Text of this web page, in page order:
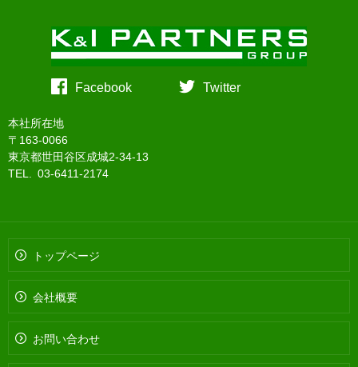
Facebook Twitter
本社所在地
〒163-0066
東京都世田谷区成城2-34-13
TEL. 03-6411-2174
トップページ
会社概要
お問い合わせ